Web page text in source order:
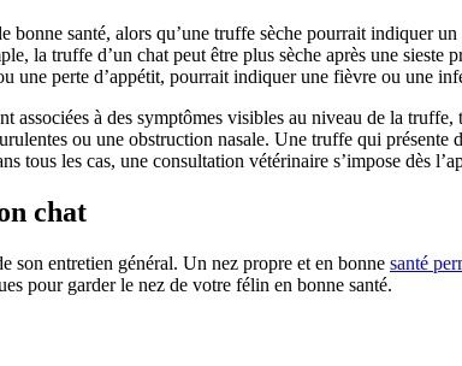
bonne santé, alors qu’une truffe sèche pourrait indiquer
la truffe d’un chat peut être plus sèche après une
une perte d’appétit, pourrait indiquer une fièvre ou une
associées à des symptômes visibles au niveau de la truffe,
ou une obstruction nasale. Une truffe qui présente
tous les cas, une consultation vétérinaire s’impose dès
chat
son entretien général. Un nez propre et en bonne santé
pour garder le nez de votre félin en bonne santé.